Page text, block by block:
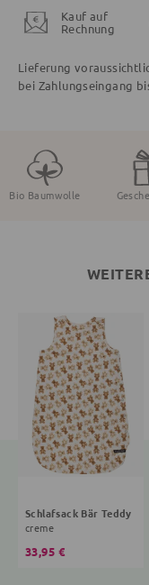
Kauf auf
Rechnung
Lieferung
bei Zahlungseingang
Bio Baumwolle
Schlafsack Bär Teddy
creme
33,95 €